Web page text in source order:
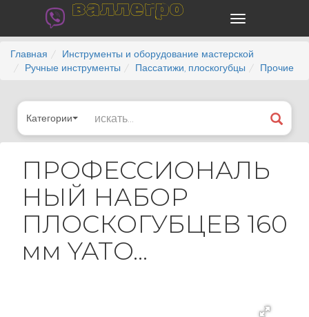
валлегро
Главная
Инструменты и оборудование мастерской
Ручные инструменты
Пассатижи, плоскогубцы Прочие
Категории
ПРОФЕССИОНАЛЬ
НЫЙ НАБОР
ПЛОСКОГУБЦЕВ 160
мм YATO...